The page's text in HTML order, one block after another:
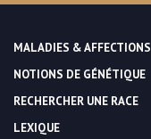
MALADIES & AFFECTIONS
NOTIONS DE GÉNÉTIQUE
RECHERCHER UNE RACE
LEXIQUE